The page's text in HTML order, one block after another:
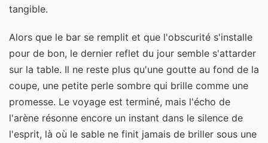
tangible.
Alors que le bar se remplit et que l'obscurité s'installe
pour de bon, le dernier reflet du jour semble s'attarder
sur la table. Il ne reste plus qu'une goutte au fond de la
coupe, une petite perle sombre qui brille comme une
promesse. Le voyage est terminé, mais l'écho de
l'arène résonne encore un instant dans le silence de
l'esprit, là où le sable ne finit jamais de briller sous une